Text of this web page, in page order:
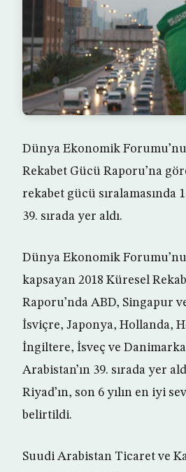
Dünya Ekonomik
Rekabet Gücü Raporu’na
rekabet gücü sıralamasında
39. sırada yer aldı.
Dünya Ekonomik
kapsayan 2018 Küresel
Raporu’nda ABD, Singapur
İsviçre, Japonya, Hollanda,
İngiltere, İsveç ve
Arabistan’ın 39. sırada yer
Riyad’ın, son 6 yılın en iyi
belirtildi.
Suudi Arabistan Ticaret ve